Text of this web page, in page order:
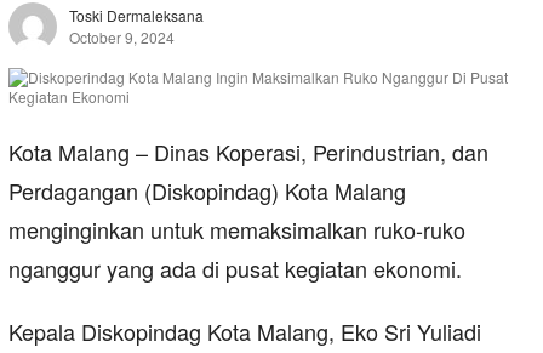
Toski Dermaleksana
October 9, 2024
Kota Malang – Dinas Koperasi, Perindustrian, dan
Perdagangan (Diskopindag) Kota Malang
menginginkan untuk memaksimalkan ruko-ruko
nganggur yang ada di pusat kegiatan ekonomi.
Kepala Diskopindag Kota Malang, Eko Sri Yuliadi